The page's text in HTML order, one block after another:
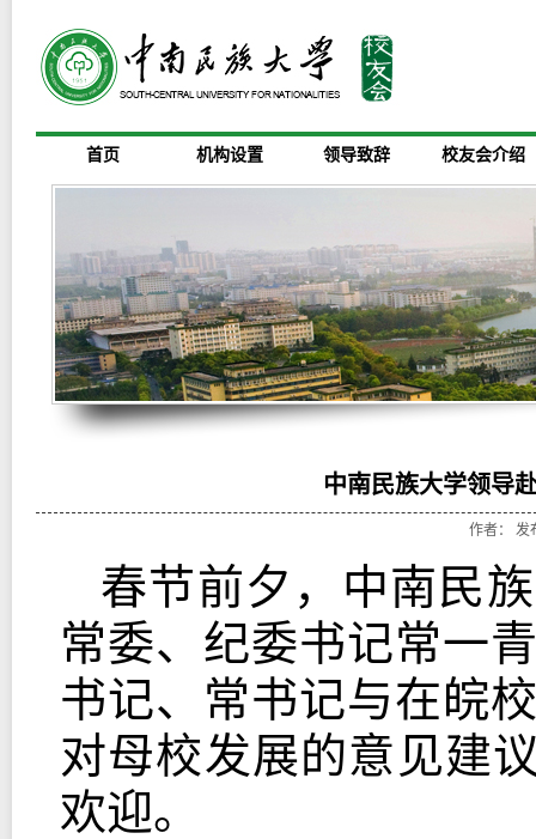
首页 机构设置 领导致辞 校友会介绍
中南民族大学领导
作者： 发
春节前夕，中南民
常委、纪委书记常一
书记、常书记与在皖
对母校发展的意见建
欢迎。